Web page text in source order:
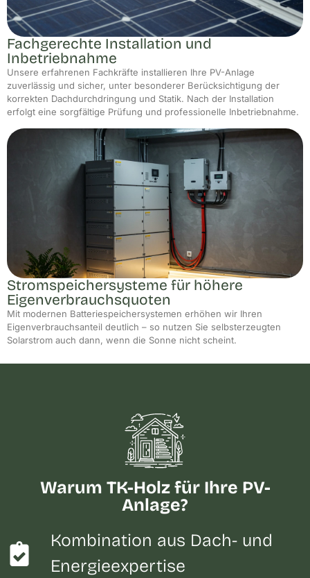
Fachgerechte Installation und
Inbetriebnahme
Unsere erfahrenen Fachkräfte installieren Ihre PV-Anlage
zuverlässig und sicher, unter besonderer Berücksichtigung der
korrekten Dachdurchdringung und Statik. Nach der Installation
erfolgt eine sorgfältige Prüfung und professionelle Inbetriebnahme.
Stromspeichersysteme für höhere
Eigenverbrauchsquoten
Mit modernen Batteriespeichersystemen erhöhen wir Ihren
Eigenverbrauchsanteil deutlich – so nutzen Sie selbsterzeugten
Solarstrom auch dann, wenn die Sonne nicht scheint.
Warum TK-Holz für Ihre PV-
Anlage?
Kombination aus Dach- und
Energieexpertise